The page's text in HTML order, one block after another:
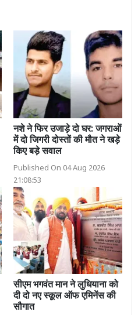
नशे ने फिर उजाड़े दो घर: जगराओं
में दो जिगरी दोस्तों की मौत ने खड़े
किए बड़े सवाल
Published On 04 Aug 2026
21:08:53
सीएम भगवंत मान ने लुधियाना को
दी दो नए स्कूल ऑफ एमिनेंस की
सौगात